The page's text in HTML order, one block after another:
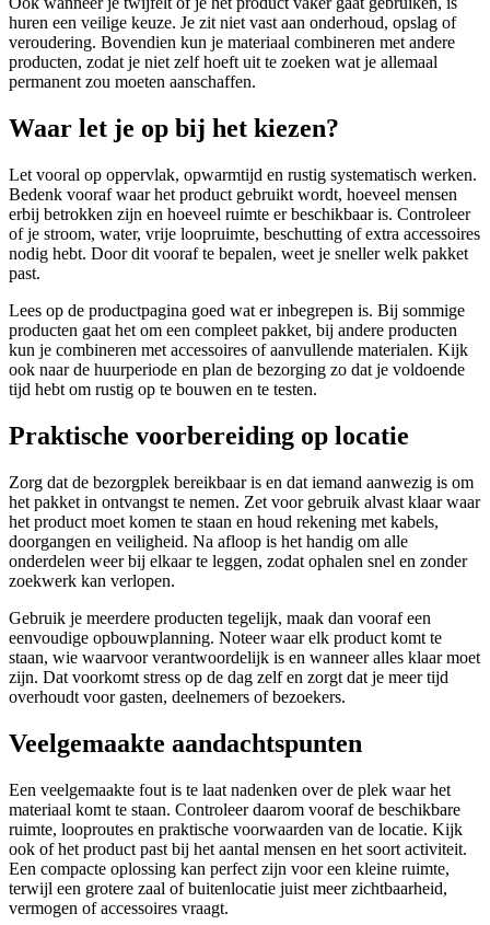
huren een veilige keuze. Je zit niet vast aan onderhoud, opslag of
veroudering. Bovendien kun je materiaal combineren met andere
producten, zodat je niet zelf hoeft uit te zoeken wat je allemaal
permanent zou moeten aanschaffen.
Waar let je op bij het kiezen?
Let vooral op oppervlak, opwarmtijd en rustig systematisch werken.
Bedenk vooraf waar het product gebruikt wordt, hoeveel mensen
erbij betrokken zijn en hoeveel ruimte er beschikbaar is. Controleer
of je stroom, water, vrije loopruimte, beschutting of extra accessoires
nodig hebt. Door dit vooraf te bepalen, weet je sneller welk pakket
past.
Lees op de productpagina goed wat er inbegrepen is. Bij sommige
producten gaat het om een compleet pakket, bij andere producten
kun je combineren met accessoires of aanvullende materialen. Kijk
ook naar de huurperiode en plan de bezorging zo dat je voldoende
tijd hebt om rustig op te bouwen en te testen.
Praktische voorbereiding op locatie
Zorg dat de bezorgplek bereikbaar is en dat iemand aanwezig is om
het pakket in ontvangst te nemen. Zet voor gebruik alvast klaar waar
het product moet komen te staan en houd rekening met kabels,
doorgangen en veiligheid. Na afloop is het handig om alle
onderdelen weer bij elkaar te leggen, zodat ophalen snel en zonder
zoekwerk kan verlopen.
Gebruik je meerdere producten tegelijk, maak dan vooraf een
eenvoudige opbouwplanning. Noteer waar elk product komt te
staan, wie waarvoor verantwoordelijk is en wanneer alles klaar moet
zijn. Dat voorkomt stress op de dag zelf en zorgt dat je meer tijd
overhoudt voor gasten, deelnemers of bezoekers.
Veelgemaakte aandachtspunten
Een veelgemaakte fout is te laat nadenken over de plek waar het
materiaal komt te staan. Controleer daarom vooraf de beschikbare
ruimte, looproutes en praktische voorwaarden van de locatie. Kijk
ook of het product past bij het aantal mensen en het soort activiteit.
Een compacte oplossing kan perfect zijn voor een kleine ruimte,
terwijl een grotere zaal of buitenlocatie juist meer zichtbaarheid,
vermogen of accessoires vraagt.